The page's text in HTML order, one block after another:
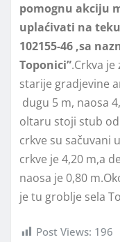
pomognu akciju
uplaćivati na
102155-46 ,sa
Toponici”.Crkva
starije gradjevine
dugu 5 m, naosa
oltaru stoji stub
crkve su sačuvani
crkve je 4,20 m,a
naosa je 0,80
je tu groblje sela
Post Views: 196